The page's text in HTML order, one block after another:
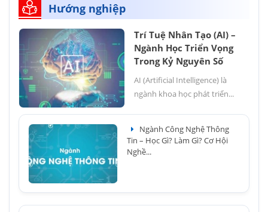
Hướng nghiệp
Trí Tuệ Nhân Tạo (AI) –
Ngành Học Triển Vọng
Trong Kỷ Nguyên Số
AI (Artificial Intelligence) là
ngành khoa học phát triển...
Ngành Công Nghệ Thông
Tin – Học Gì? Làm Gì? Cơ Hội
Nghề...